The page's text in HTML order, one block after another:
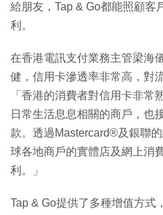
給朋友，Tap & Go都能照顧客
利。
在香港電訊支付業務主管梁海
健，信用卡滲透率非常高，對
「香港的消費者對信用卡非常
日常生活息息相關的商戶，也
款。透過Mastercard®及銀聯
球各地商戶的實體店及網上消
利。」
Tap & Go提供了多種增值方式